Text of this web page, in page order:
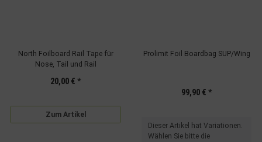
North Foilboard Rail Tape für
Nose, Tail und Rail
20,00 € *
Zum Artikel
Prolimit Foil Boardbag SUP/Wing
99,90 € *
xDieser Artikel hat Variationen.
Wählen Sie bitte die